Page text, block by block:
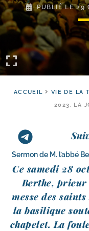
PUBLIÉ LE29
ACCUEIL VIE DE LA
2023, LA
Sermon de M. l’abbé
Ce same­di 28
Berthe,
messe des
la basi­lique
cha­pe­let. La